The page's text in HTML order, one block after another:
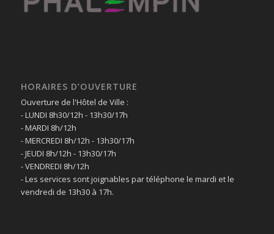
HORAIRES D’OUVERTURE
Ouverture de l'Hôtel de Ville :
- LUNDI 8h30/12h - 13h30/17h
- MARDI 8h/12h
- MERCREDI 8h/12h - 13h30/17h
- JEUDI 8h/12h - 13h30/17h
- VENDREDI 8h/12h
- Les services sont joignables par téléphone le mardi et le
vendredi de 13h30 à 17h.